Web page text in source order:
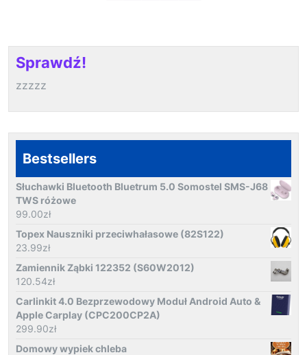
Sprawdź!
zzzzz
Bestsellers
Słuchawki Bluetooth Bluetrum 5.0 Somostel SMS-J68
TWS różowe
99.00zł
Topex Nauszniki przeciwhałasowe (82S122)
23.99zł
Zamiennik Ząbki 122352 (S60W2012)
120.54zł
Carlinkit 4.0 Bezprzewodowy Moduł Android Auto &
Apple Carplay (CPC200CP2A)
299.90zł
Domowy wypiek chleba